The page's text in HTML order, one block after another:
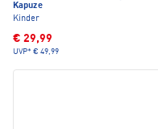
Kapuze
Kinder
€ 29,99
UVP* € 49,99